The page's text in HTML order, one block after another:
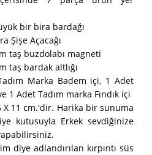
bir bira bardağı
Şişe Açacağı
taş buzdolabı magneti
bardak altlığı
Marka Badem içi, 1 Adet
1 Adet Tadım marka Fındık içi
X 11 cm.'dir. Harika bir sunuma
kutusuyla Erkek sevdiğinize
diye adlandırılan kırpıntı süs